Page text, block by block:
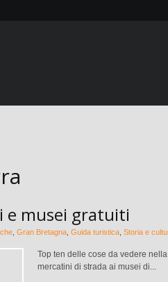
e musei gratuiti
Gran Bretagna Guida turistica Storia e
Top ten delle cose da vedere
mercatini di strada ai musei di...